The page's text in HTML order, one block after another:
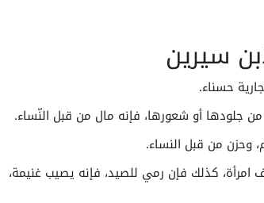
سيرين
حسناء.
جلودها أو شعورها، فإنه مال من قبل النّساء.
وحزن من قبل النساء.
امرأة، كذلك فإن رمي للصيد، فإنه يصيب غنيمة،